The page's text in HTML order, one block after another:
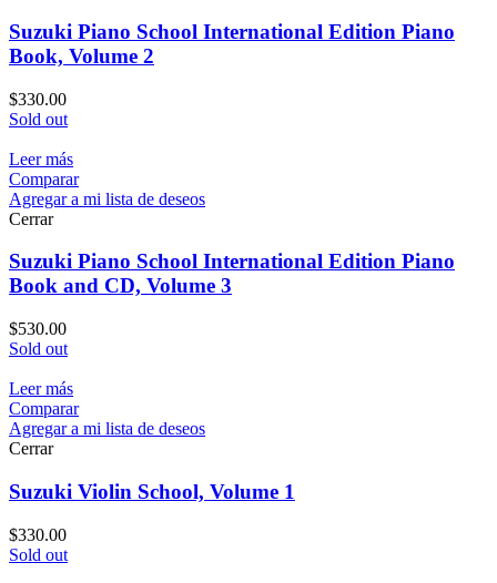
Suzuki Piano School International Edition Piano
Book, Volume 2
$330.00
Sold out
Leer más
Comparar
Agregar a mi lista de deseos
Cerrar
Suzuki Piano School International Edition Piano
Book and CD, Volume 3
$530.00
Sold out
Leer más
Comparar
Agregar a mi lista de deseos
Cerrar
Suzuki Violin School, Volume 1
$330.00
Sold out